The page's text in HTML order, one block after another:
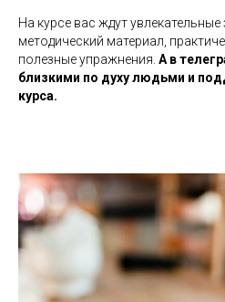
На курсе вас ждут
методический материал,
полезные упражнения. А в
близкими по духу людьми и
курса.